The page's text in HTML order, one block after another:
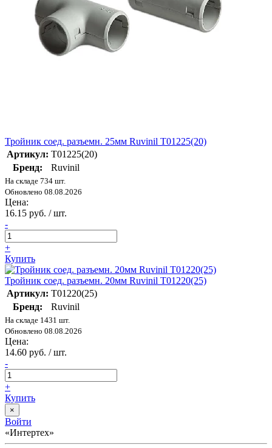
Тройник соед. разъемн. 25мм Ruvinil Т01225(20)
Артикул: Т01225(20)
Бренд:
Ruvinil
На складе 734 шт.
Обновлено 08.08.2026
Цена:
16.15 руб. / шт.
-
+
Купить
Тройник соед. разъемн. 20мм Ruvinil Т01220(25)
Артикул: Т01220(25)
Бренд:
Ruvinil
На складе 1431 шт.
Обновлено 08.08.2026
Цена:
14.60 руб. / шт.
-
+
Купить
×
Войти
«Интертех»